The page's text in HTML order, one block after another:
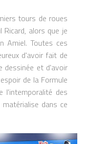
tours de roues
Ricard, alors que je
Amiel. Toutes ces
d'avoir fait de
dessinée et d'avoir
de la Formule
l'intemporalité des
dans ce